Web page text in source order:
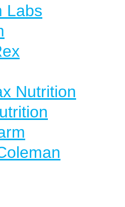
Labs
Nutrition